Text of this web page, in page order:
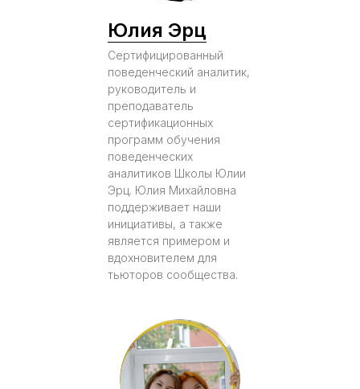
Юлия Эрц
Cертифицированный
поведенческий аналитик,
руководитель и
преподаватель
сертификационных
программ обучения
поведенческих
аналитиков Школы Юлии
Эрц. Юлия Михайловна
поддерживает наши
инициативы, а также
является примером и
вдохновителем для
тьюторов сообщества.